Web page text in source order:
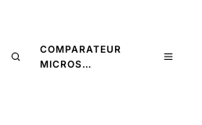
COMPARATEUR
MICROS…